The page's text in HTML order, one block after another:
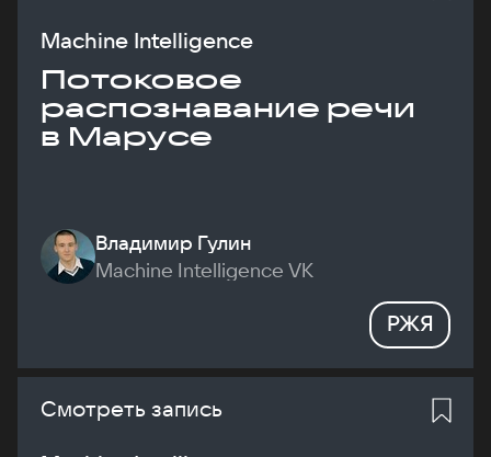
Machine Intelligence
Потоковое
распознавание речи
в Марусе
Владимир Гулин
Machine Intelligence VK
РЖЯ
Смотреть запись